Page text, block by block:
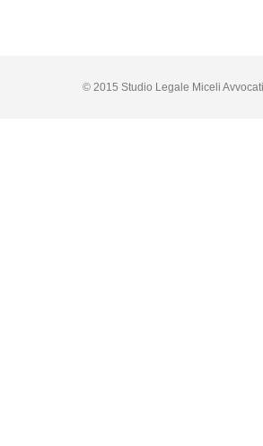
© 2015 Studio Legale Miceli